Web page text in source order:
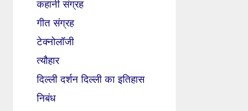
कहानी संग्रह
गीत संग्रह
टेक्नोलॉजी
त्यौहार
दिल्ली दर्शन दिल्ली का इतिहास
निबंध